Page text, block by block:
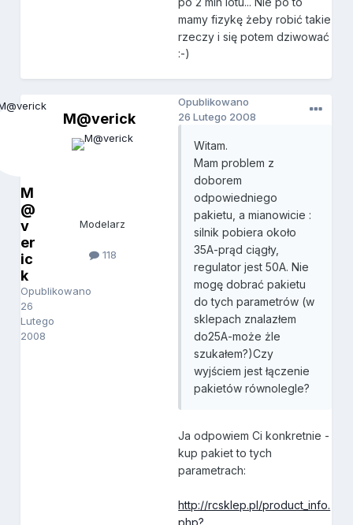
mamy fizykę żeby robić takie
rzeczy i się potem dziwować
:-)
M
@
v
er
ic
k
Opublikowano
26
Lutego
2008
M@verick
Modelarz
118
Opublikowano
26 Lutego 2008
Witam.
Mam problem z
doborem
odpowiedniego
pakietu, a mianowicie :
silnik pobiera około
35A-prąd ciągły,
regulator jest 50A. Nie
mogę dobrać pakietu
do tych parametrów (w
sklepach znalazłem
do25A-może żle
szukałem?)Czy
wyjściem jest łączenie
pakietów równolegle?
Ja odpowiem Ci konkretnie -
kup pakiet to tych
parametrach:
http://rcsklep.pl/product_info.